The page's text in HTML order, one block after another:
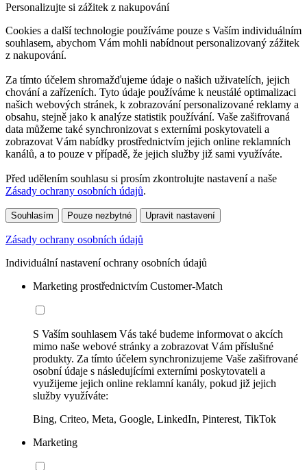
Personalizujte si zážitek z nakupování
Cookies a další technologie používáme pouze s Vaším individuálním
souhlasem, abychom Vám mohli nabídnout personalizovaný zážitek
z nakupování.
Za tímto účelem shromažďujeme údaje o našich uživatelích, jejich
chování a zařízeních. Tyto údaje používáme k neustálé optimalizaci
našich webových stránek, k zobrazování personalizované reklamy a
obsahu, stejně jako k analýze statistik používání. Vaše zašifrovaná
data můžeme také synchronizovat s externími poskytovateli a
zobrazovat Vám nabídky prostřednictvím jejich online reklamních
kanálů, a to pouze v případě, že jejich služby již sami využíváte.
Před udělením souhlasu si prosím zkontrolujte nastavení a naše
Zásady ochrany osobních údajů.
Souhlasím Pouze nezbytné Upravit nastavení
Zásady ochrany osobních údajů
Individuální nastavení ochrany osobních údajů
Marketing prostřednictvím Customer-Match
S Vaším souhlasem Vás také budeme informovat o akcích
mimo naše webové stránky a zobrazovat Vám příslušné
produkty. Za tímto účelem synchronizujeme Vaše zašifrované
osobní údaje s následujícími externími poskytovateli a
využijeme jejich online reklamní kanály, pokud již jejich
služby využíváte:
Bing, Criteo, Meta, Google, LinkedIn, Pinterest, TikTok
Marketing